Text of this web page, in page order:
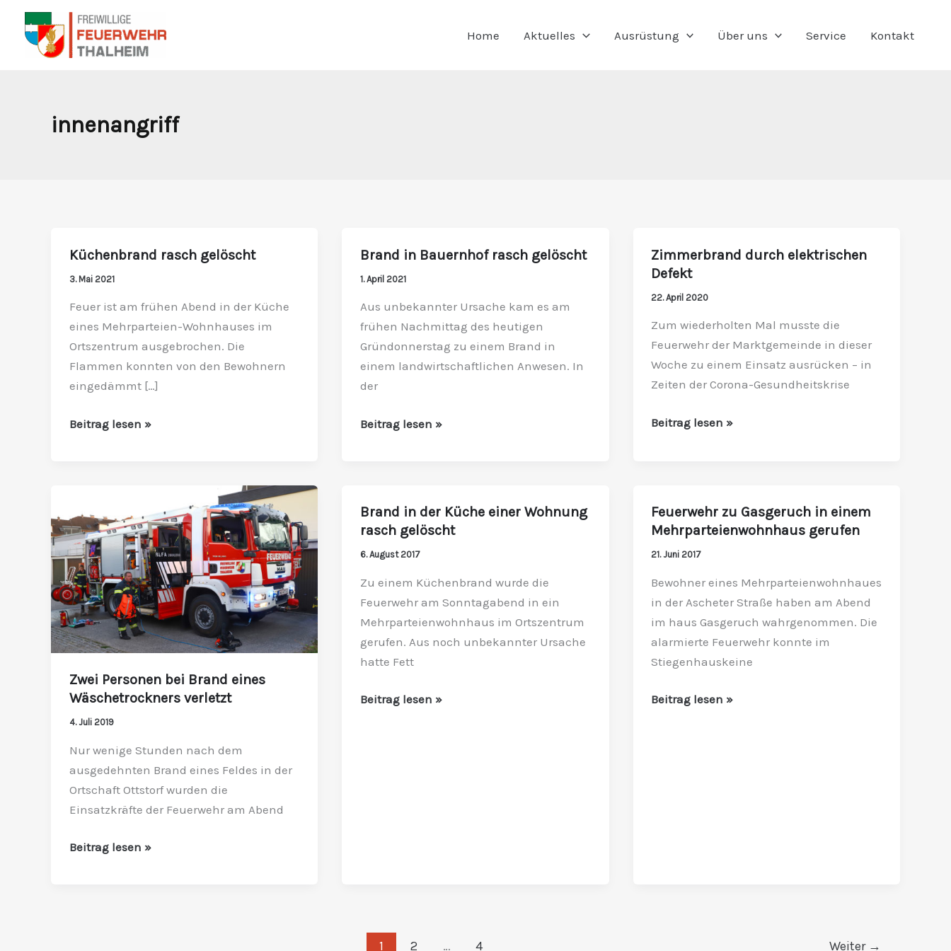
Zum
Inhalt
springen
Home Aktuelles Ausrüstung Über uns Service Kontakt
innenangriff
Küchenbrand rasch gelöscht
3. Mai 2021
Feuer ist am frühen Abend in der Küche
eines Mehrparteien-Wohnhauses im
Ortszentrum ausgebrochen. Die
Flammen konnten von den Bewohnern
eingedämmt […]
Küchenbrand
rasch
Beitrag lesen »
Brand in Bauernhof rasch gelöscht
1. April 2021
Aus unbekannter Ursache kam es am
frühen Nachmittag des heutigen
Gründonnerstag zu einem Brand in
einem landwirtschaftlichen Anwesen. In
der
Brand
in
rasch
gelöscht
Beitrag lesen »
Zimmerbrand durch elektrischen
Defekt
22. April 2020
Zum wiederholten Mal musste die
Feuerwehr der Marktgemeinde in dieser
Woche zu einem Einsatz ausrücken – in
Zeiten der Corona-Gesundheitskrise
Zimmerbrand
durch
elektrischen
Beitrag lesen »
Zwei Personen bei Brand eines
Wäschetrockners verletzt
4. Juli 2019
Nur wenige Stunden nach dem
ausgedehnten Brand eines Feldes in der
Ortschaft Ottstorf wurden die
Einsatzkräfte der Feuerwehr am Abend
Personen
bei
Brand
eines
Wäschetrockners
verletzt
Beitrag lesen »
Brand in der Küche einer Wohnung
rasch gelöscht
6. August 2017
Zu einem Küchenbrand wurde die
Feuerwehr am Sonntagabend in ein
Mehrparteienwohnhaus im Ortszentrum
gerufen. Aus noch unbekannter Ursache
hatte Fett
Brand
in
der
rasch
gelöscht
Beitrag lesen »
Feuerwehr zu Gasgeruch in einem
Mehrparteienwohnhaus gerufen
21. Juni 2017
Bewohner eines Mehrparteienwohnhaues
in der Ascheter Straße haben am Abend
im haus Gasgeruch wahrgenommen. Die
alarmierte Feuerwehr konnte im
Stiegenhauskeine
Feuerwehr
zu
Gasgeruch
Beitrag lesen »
1 2 … 4 Weiter →